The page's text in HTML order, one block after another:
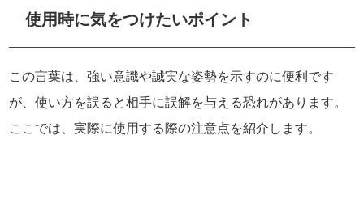
使用時に気をつけたいポイント
この言葉は、強い意識や誠実な姿勢を示すのに便利です
が、使い方を誤ると相手に誤解を与える恐れがあります。
ここでは、実際に使用する際の注意点を紹介します。